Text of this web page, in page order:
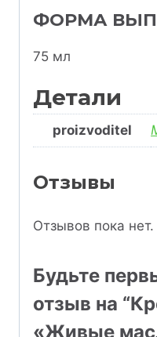
ФОРМА
75 мл
Детали
proizvoditel
Отзывы
Отзывов пока нет.
Будьте
отзыв на
«Живые